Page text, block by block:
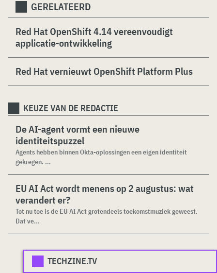
GERELATEERD
Red Hat OpenShift 4.14 vereenvoudigt
applicatie-ontwikkeling
Red Hat vernieuwt OpenShift Platform Plus
KEUZE VAN DE REDACTIE
De AI-agent vormt een nieuwe
identiteitspuzzel
Agents hebben binnen Okta-oplossingen een eigen identiteit
gekregen. ...
EU AI Act wordt menens op 2 augustus: wat
verandert er?
Tot nu toe is de EU AI Act grotendeels toekomstmuziek geweest.
Dat ve...
TECHZINE.TV